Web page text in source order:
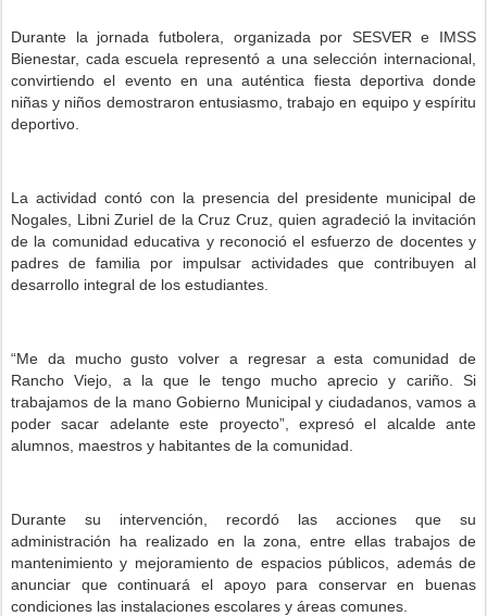
Durante la jornada futbolera, organizada por SESVER e IMSS
Bienestar, cada escuela representó a una selección internacional,
convirtiendo el evento en una auténtica fiesta deportiva donde
niñas y niños demostraron entusiasmo, trabajo en equipo y espíritu
deportivo.
La actividad contó con la presencia del presidente municipal de
Nogales, Libni Zuriel de la Cruz Cruz, quien agradeció la invitación
de la comunidad educativa y reconoció el esfuerzo de docentes y
padres de familia por impulsar actividades que contribuyen al
desarrollo integral de los estudiantes.
“Me da mucho gusto volver a regresar a esta comunidad de
Rancho Viejo, a la que le tengo mucho aprecio y cariño. Si
trabajamos de la mano Gobierno Municipal y ciudadanos, vamos a
poder sacar adelante este proyecto”, expresó el alcalde ante
alumnos, maestros y habitantes de la comunidad.
Durante su intervención, recordó las acciones que su
administración ha realizado en la zona, entre ellas trabajos de
mantenimiento y mejoramiento de espacios públicos, además de
anunciar que continuará el apoyo para conservar en buenas
condiciones las instalaciones escolares y áreas comunes.